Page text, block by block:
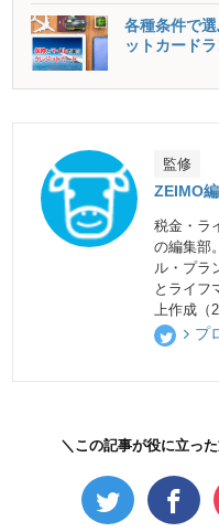
各種条件で
ットカード
監修
ZEIMO
税金・ラ
の編集部
ル・プラ
とライフ
上作成（
プ
＼この記事が役に立っ